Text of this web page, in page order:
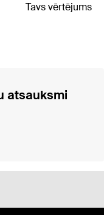
Tavs vērtējums
atsauksmi